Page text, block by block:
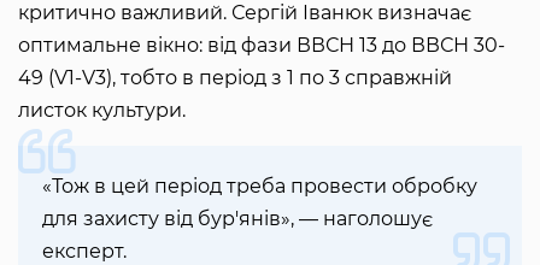
критично важливий. Сергій Іванюк визначає
оптимальне вікно: від фази ВВСН 13 до ВВСН 30-
49 (V1-V3), тобто в період з 1 по 3 справжній
листок культури.
«Тож в цей період треба провести обробку
для захисту від бур'янів», — наголошує
експерт.